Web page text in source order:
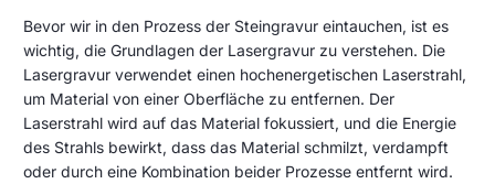
Bevor wir in den Prozess der Steingravur eintauchen, ist es
wichtig, die Grundlagen der Lasergravur zu verstehen. Die
Lasergravur verwendet einen hochenergetischen Laserstrahl,
um Material von einer Oberfläche zu entfernen. Der
Laserstrahl wird auf das Material fokussiert, und die Energie
des Strahls bewirkt, dass das Material schmilzt, verdampft
oder durch eine Kombination beider Prozesse entfernt wird.